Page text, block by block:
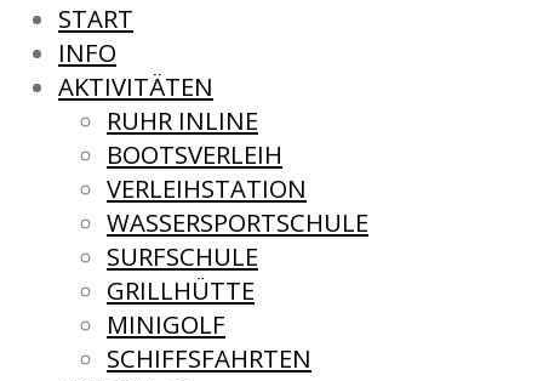
START
INFO
AKTIVITÄTEN
RUHR INLINE
BOOTSVERLEIH
VERLEIHSTATION
WASSERSPORTSCHULE
SURFSCHULE
GRILLHÜTTE
MINIGOLF
SCHIFFSFAHRTEN